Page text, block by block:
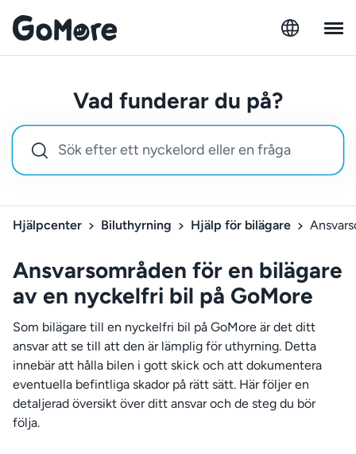
Vad funderar du på?
Hjälpcenter Biluthyrning Hjälp för bilägare
Ansvarsområden för en bilägare
av en nyckelfri bil på GoMore
Som bilägare till en nyckelfri bil på GoMore är det ditt
ansvar att se till att den är lämplig för uthyrning. Detta
innebär att hålla bilen i gott skick och att dokumentera
eventuella befintliga skador på rätt sätt. Här följer en
detaljerad översikt över ditt ansvar och de steg du bör
följa.